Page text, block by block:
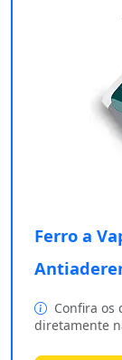
Ferro a
Confira os
diretamente